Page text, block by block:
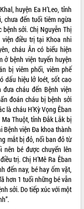
huyện Ea H’Leo, tỉnh
chưa đến tuổi tiêm ngừa
sởi. Chị Nguyễn Thị
viện điều trị tại Khoa nhi
cháu Ân có biểu hiện
bệnh viện tuyến huyện
bị viêm phổi, viêm phế
dấu hiệu lở loét, sốt cao
cháu đến Bệnh viện
đoán cháu bị bệnh sởi
là cháu H’Kỳ Vọng Êban
Thuột, tỉnh Đắk Lắk bị
Bệnh viện Đa khoa thành
mắt bị đỏ, nổi ban đỏ từ
bé được chuyển lên
trị. Chị H’Mê Ra Êban
đến nay, bé hay ốm vặt,
hơn 1 tuổi những bé vẫn
sởi. Do tiếp xúc với một